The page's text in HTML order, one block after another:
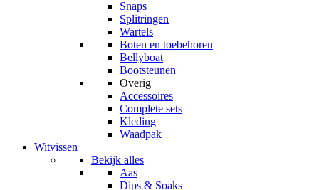
Snaps
Splitringen
Wartels
Boten en toebehoren
Bellyboat
Bootsteunen
Overig
Accessoires
Complete sets
Kleding
Waadpak
Witvissen
Bekijk alles
Aas
Dips & Soaks